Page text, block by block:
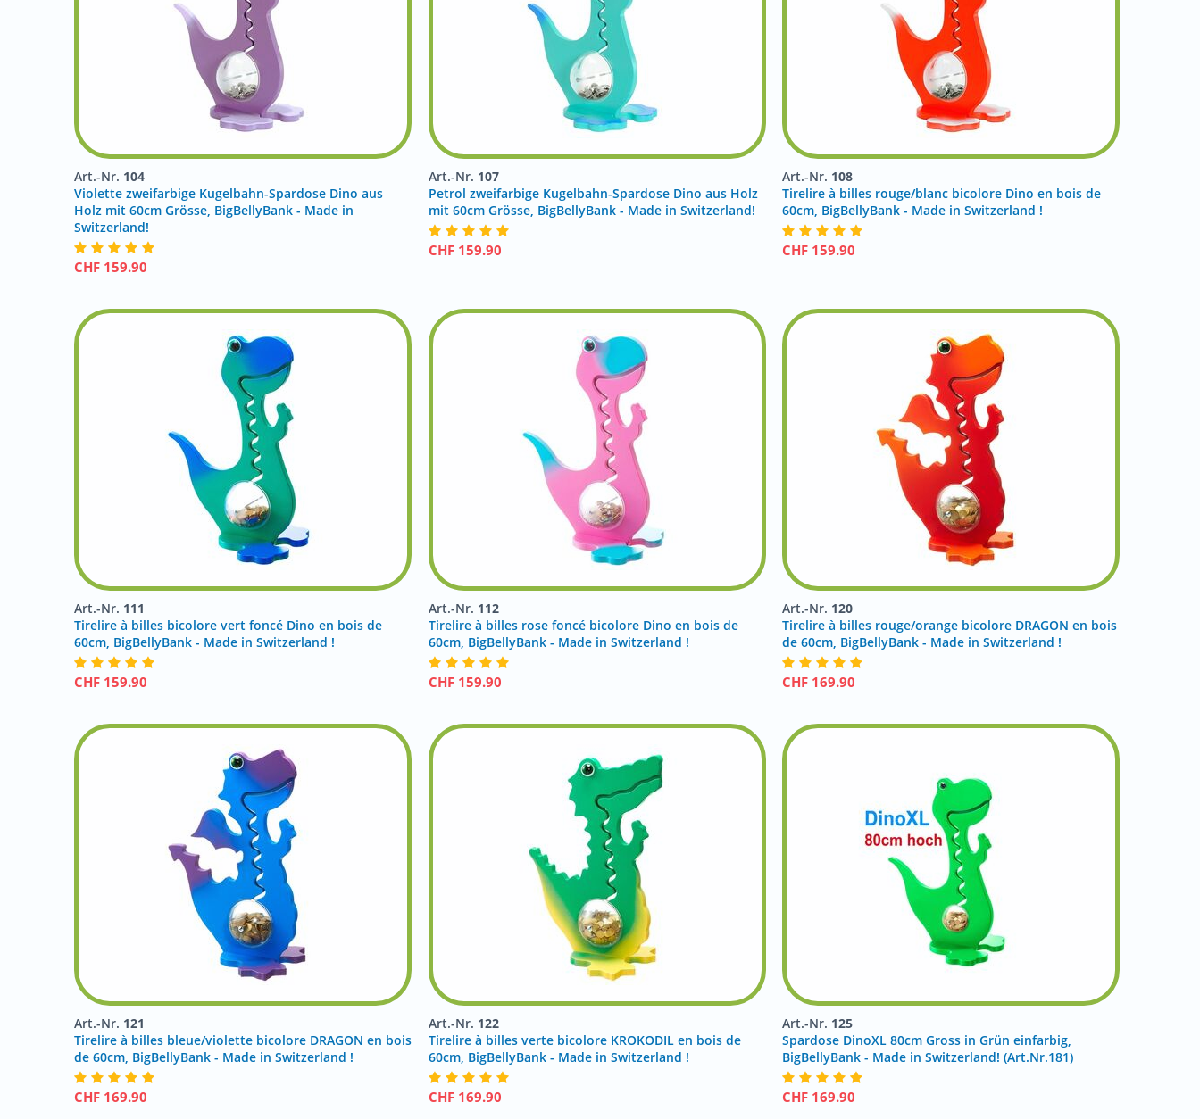
Art.-Nr. 104
Violette zweifarbige Kugelbahn-Spardose Dino aus
Holz mit 60cm Grösse, BigBellyBank - Made in
Switzerland!
CHF 159.90
Art.-Nr. 107
Petrol zweifarbige Kugelbahn-Spardose Dino aus Holz
mit 60cm Grösse, BigBellyBank - Made in Switzerland!
CHF 159.90
Art.-Nr. 108
Tirelire à billes rouge/blanc bicolore Dino en bois de
60cm, BigBellyBank - Made in Switzerland !
CHF 159.90
Art.-Nr. 111
Tirelire à billes bicolore vert foncé Dino en bois de
60cm, BigBellyBank - Made in Switzerland !
CHF 159.90
Art.-Nr. 112
Tirelire à billes rose foncé bicolore Dino en bois de
60cm, BigBellyBank - Made in Switzerland !
CHF 159.90
Art.-Nr. 120
Tirelire à billes rouge/orange bicolore DRAGON en bois
de 60cm, BigBellyBank - Made in Switzerland !
CHF 169.90
Art.-Nr. 121
Tirelire à billes bleue/violette bicolore DRAGON en bois
de 60cm, BigBellyBank - Made in Switzerland !
CHF 169.90
Art.-Nr. 122
Tirelire à billes verte bicolore KROKODIL en bois de
60cm, BigBellyBank - Made in Switzerland !
CHF 169.90
Art.-Nr. 125
Spardose DinoXL 80cm Gross in Grün einfarbig,
BigBellyBank - Made in Switzerland! (Art.Nr.181)
CHF 169.90